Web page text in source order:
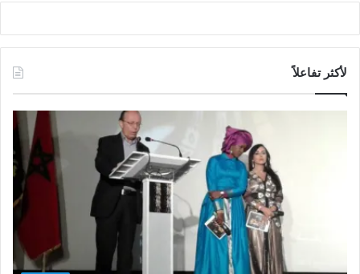
لأكثر تفاعلاً